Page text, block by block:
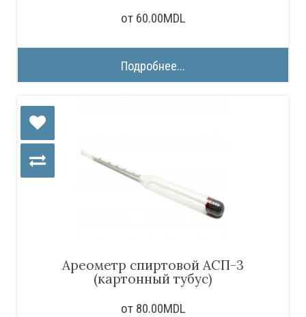
от 60.00MDL
Подробнее...
Ареометр спиртовой АСП-3
(картонный тубус)
от 80.00MDL